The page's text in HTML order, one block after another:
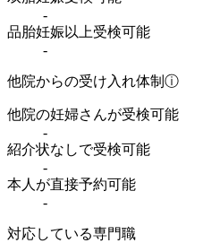
-
品胎妊娠以上受検可能
-
他院からの受け入れ体制 ⓘ
他院の妊婦さんが受検可能
-
紹介状なしで受検可能
-
本人が直接予約可能
-
対応している専門職